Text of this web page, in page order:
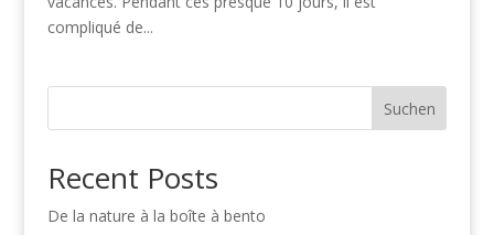
compliqué de...
Suchen
Recent Posts
De la nature à la boîte à bento